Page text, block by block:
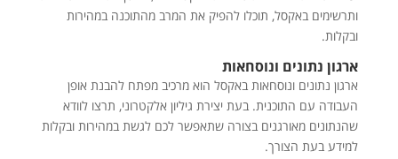
ותרשימים באקסל, תוכלו להפיק את המרב מהתוכנה במהירות
ובקלות.
ארגון נתונים ונוסחאות
ארגון נתונים ונוסחאות באקסל הוא מרכיב מפתח להבנת אופן
העבודה עם התוכנית. בעת יצירת גיליון אלקטרוני, תרצו לוודא
שהנתונים מאורגנים בצורה שתאפשר לכם לגשת במהירות ובקלות
למידע בעת הצורך.